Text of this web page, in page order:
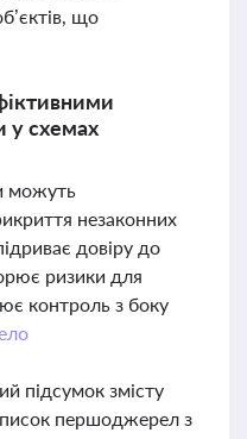
що
у схемах
можуть
незаконних
довіру до
ризики для
контроль з боку
підсумок змісту
першоджерел з